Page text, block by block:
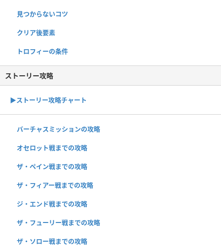
見つからないコツ
クリア後要素
トロフィーの条件
ストーリー攻略
▶︎ストーリー攻略チャート
バーチャスミッションの攻略
オセロット戦までの攻略
ザ・ペイン戦までの攻略
ザ・フィアー戦までの攻略
ジ・エンド戦までの攻略
ザ・フューリー戦までの攻略
ザ・ソロー戦までの攻略